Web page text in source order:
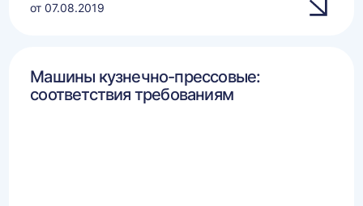
от 07.08.2019
Машины кузнечно-прессовые:
соответствия требованиям